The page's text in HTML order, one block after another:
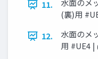
11.
水面のメ
(裏)用
12.
水面のメ
用 #UE4 |